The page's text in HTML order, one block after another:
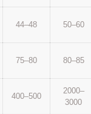
44–48 50–60
75–80 80–85
400–500
2000–
3000